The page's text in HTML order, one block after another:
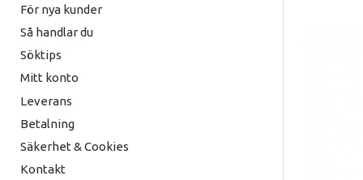
För nya kunder
Så handlar du
Söktips
Mitt konto
Leverans
Betalning
Säkerhet & Cookies
Kontakt